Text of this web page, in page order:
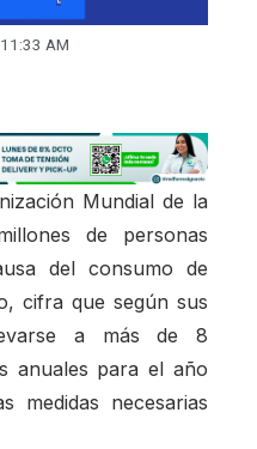
11:33 AM
Mundial de la
de personas
del consumo de
cifra que según sus
a más de 8
anuales para el año
medidas necesarias